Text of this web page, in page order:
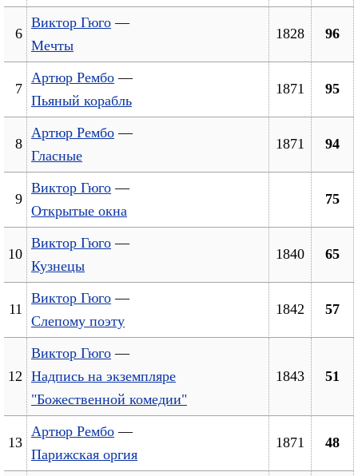
6
Виктор Гюго —
Мечты
1828 96
7
Артюр Рембо —
Пьяный корабль
1871 95
8
Артюр Рембо —
Гласные
1871 94
9
Виктор Гюго —
Открытые окна
75
10
Виктор Гюго —
Кузнецы
1840 65
11
Виктор Гюго —
Слепому поэту
1842 57
12
Виктор Гюго —
Надпись на экземпляре
"Божественной комедии"
1843 51
13
Артюр Рембо —
Парижская оргия
1871 48